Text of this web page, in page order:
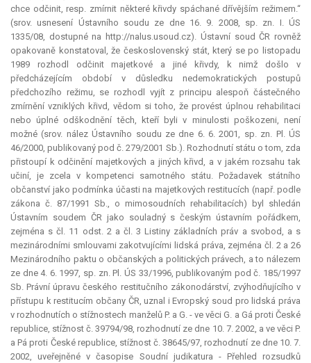
chce odčinit, resp. zmírnit některé křivdy spáchané dřívějším režimem.“
(srov. usnesení Ústavního soudu ze dne 16. 9. 2008, sp. zn. I. ÚS
1335/08, dostupné na http://nalus.usoud.cz). Ústavní soud ČR rovněž
opakovaně konstatoval, že československý stát, který se po listopadu
1989 rozhodl odčinit majetkové a jiné křivdy, k nimž došlo v
předcházejícím období v důsledku nedemokratických postupů
předchozího režimu, se rozhodl vyjít z principu alespoň částečného
zmírnění vzniklých křivd, vědom si toho, že provést úplnou rehabilitaci
nebo úplné odškodnění těch, kteří byli v minulosti poškozeni, není
možné (srov. nález Ústavního soudu ze dne 6. 6. 2001, sp. zn. Pl. ÚS
46/2000, publikovaný pod č. 279/2001 Sb.). Rozhodnutí státu o tom, zda
přistoupí k odčinění majetkových a jiných křivd, a v jakém rozsahu tak
učiní, je zcela v kompetenci samotného státu. Požadavek státního
občanství jako podmínka účasti na majetkových restitucích (např. podle
zákona č. 87/1991 Sb., o mimosoudních rehabilitacích) byl shledán
Ústavním soudem ČR jako souladný s českým ústavním pořádkem,
zejména s čl. 11 odst. 2 a čl. 3 Listiny základních práv a svobod, a s
mezinárodními smlouvami zakotvujícími lidská práva, zejména čl. 2 a 26
Mezinárodního paktu o občanských a politických právech, a to nálezem
ze dne 4. 6. 1997, sp. zn. Pl. ÚS 33/1996, publikovaným pod č. 185/1997
Sb. Právní úpravu českého restitučního zákonodárství, zvýhodňujícího v
přístupu k restitucím občany ČR, uznal i Evropský soud pro lidská práva
v rozhodnutích o stížnostech manželů P. a G. - ve věci G. a Gá proti České
republice, stížnost č. 39794/98, rozhodnutí ze dne 10. 7. 2002, a ve věci P.
a Pá proti České republice, stížnost č. 38645/97, rozhodnutí ze dne 10. 7.
2002, uveřejněné v časopise Soudní judikatura - Přehled rozsudků